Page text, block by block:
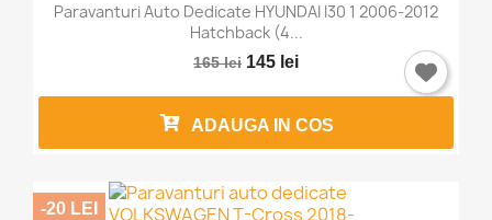
Paravanturi Auto Dedicate HYUNDAI I30 1 2006-2012
Hatchback (4...
165 lei 145 lei
ADAUGA IN COS
-20 LEI